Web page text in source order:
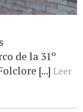
de la 31º
[...] Leer